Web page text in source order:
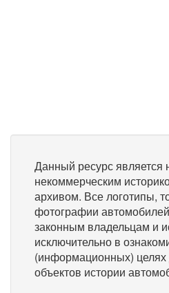
Данный ресурс является
некоммерческим
архивом. Все логотипы,
фотографии
законным владельцам и
исключительно в
(информационных)
объектов истории